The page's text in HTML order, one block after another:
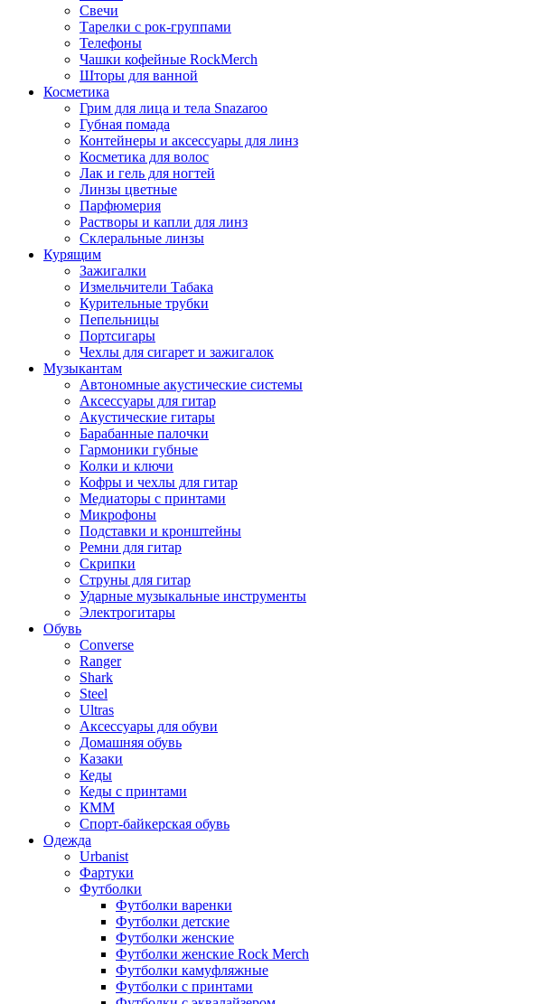
Свечи
Тарелки с рок-группами
Телефоны
Чашки кофейные RockMerch
Шторы для ванной
Косметика
Грим для лица и тела Snazaroo
Губная помада
Контейнеры и аксессуары для линз
Косметика для волос
Лак и гель для ногтей
Линзы цветные
Парфюмерия
Растворы и капли для линз
Склеральные линзы
Курящим
Зажигалки
Измельчители Табака
Курительные трубки
Пепельницы
Портсигары
Чехлы для сигарет и зажигалок
Музыкантам
Автономные акустические системы
Аксессуары для гитар
Акустические гитары
Барабанные палочки
Гармоники губные
Колки и ключи
Кофры и чехлы для гитар
Медиаторы с принтами
Микрофоны
Подставки и кронштейны
Ремни для гитар
Скрипки
Струны для гитар
Ударные музыкальные инструменты
Электрогитары
Обувь
Converse
Ranger
Shark
Steel
Ultras
Аксессуары для обуви
Домашняя обувь
Казаки
Кеды
Кеды с принтами
КММ
Спорт-байкерская обувь
Одежда
Urbanist
Фартуки
Футболки
Футболки варенки
Футболки детские
Футболки женские
Футболки женские Rock Merch
Футболки камуфляжные
Футболки с принтами